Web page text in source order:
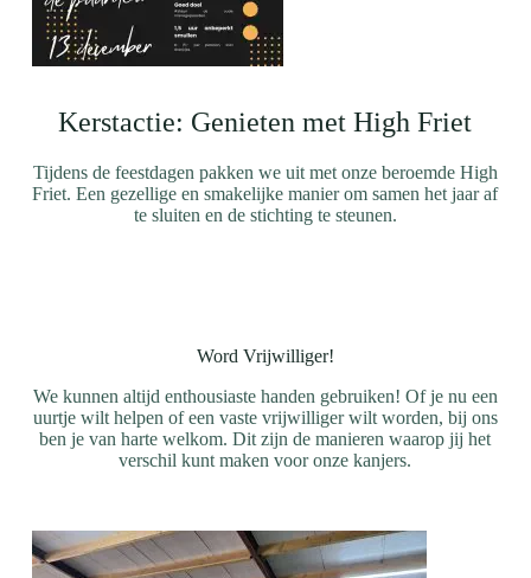
Kerstactie: Genieten met High Friet
Tijdens de feestdagen pakken we uit met onze beroemde High
Friet. Een gezellige en smakelijke manier om samen het jaar af
te sluiten en de stichting te steunen.
Word Vrijwilliger!
We kunnen altijd enthousiaste handen gebruiken! Of je nu een
uurtje wilt helpen of een vaste vrijwilliger wilt worden, bij ons
ben je van harte welkom. Dit zijn de manieren waarop jij het
verschil kunt maken voor onze kanjers.